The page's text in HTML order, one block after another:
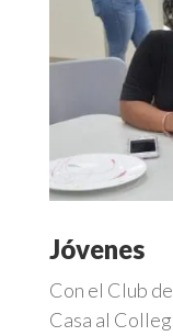
Jóvenes
Con el Club
Casa al